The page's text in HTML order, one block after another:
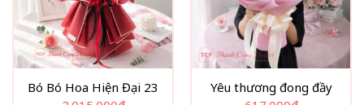
Bó Bó Hoa Hiện Đại 23
Yêu thương đong đầy